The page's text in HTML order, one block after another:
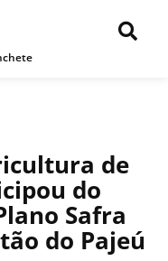
de
do
Safra
do Pajeú